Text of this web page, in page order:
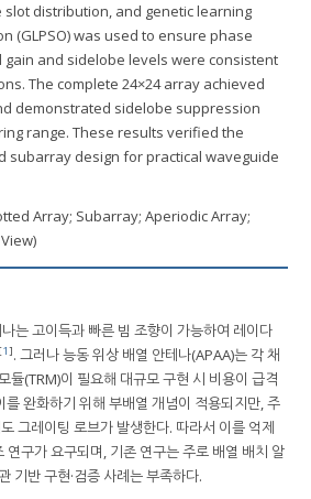
distribution, and genetic learning
(GLPSO) was used to ensure phase
and sidelobe levels were consistent
The complete 24×24 array achieved
demonstrated sidelobe suppression
range. These results verified the
subarray design for practical waveguide
Array; Subarray; Aperiodic Array;
는 고이득과 빠른 빔 조향이 가능하여 레이다
[1]. 그러나 능동 위상 배열 안테나(APAA)는 각 채
듈(TRM)이 필요해 대규모 구현 시 비용이 급격
를 완화하기 위해 부배열 개념이 적용되지만, 주
그레이팅 로브가 발생한다. 따라서 이를 억제
연구가 요구되며, 기존 연구는 주로 배열 배치 알
기반 구현·검증 사례는 부족하다.